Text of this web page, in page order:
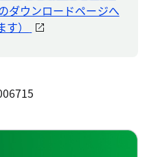
ダウンロードページへ
）